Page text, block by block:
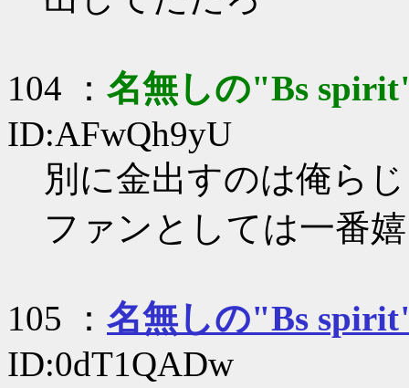
104 ： 名無しの"Bs
ID:AFwQh9yU
別に金出すのは俺ら
ファンとしては一番
105 ： 名無しの"Bs
ID:0dT1QADw